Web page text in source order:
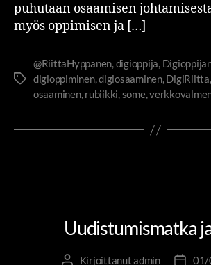
puhutaan osaamisen
myös oppimisen ja […]
@RiittaHyppanen,digioppija,
digioppiminen,digiosaaminen,DigiRiitta,
osaaminen,rubiikki,some,
Uudistumismatka
Kirjoittanutadmin 01/